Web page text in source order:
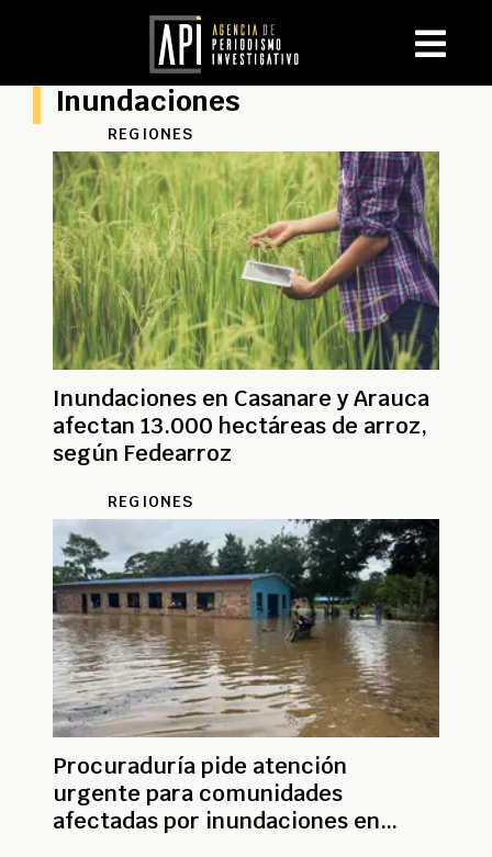
Inundaciones
REGIONES
Inundaciones en Casanare y Arauca
afectan 13.000 hectáreas de arroz,
según Fedearroz
REGIONES
Procuraduría pide atención
urgente para comunidades
afectadas por inundaciones en